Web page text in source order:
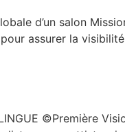
d’un salon
assurer la
©Première